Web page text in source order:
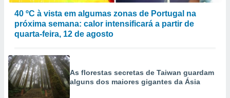
40 ºC à vista em algumas zonas de Portugal na
próxima semana: calor intensificará a partir de
quarta-feira, 12 de agosto
As florestas secretas de Taiwan guardam
alguns dos maiores gigantes da Ásia